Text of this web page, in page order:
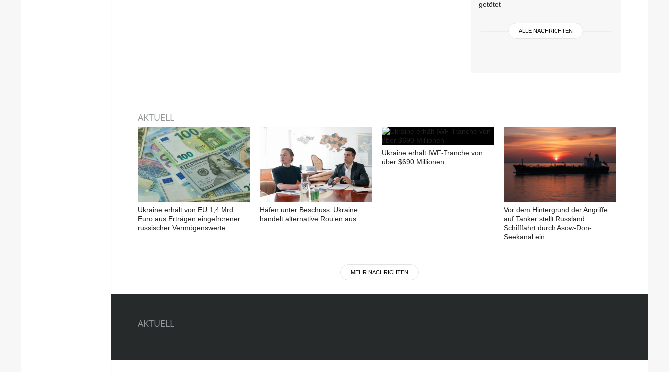
getötet
ALLE NACHRICHTEN
AKTUELL
Ukraine erhält von EU 1,4 Mrd.
Euro aus Erträgen eingefrorener
russischer Vermögenswerte
Häfen unter Beschuss: Ukraine
handelt alternative Routen aus
Ukraine erhält IWF-Tranche von
über $690 Millionen
Vor dem Hintergrund der Angriffe
auf Tanker stellt Russland
Schifffahrt durch Asow-Don-
Seekanal ein
MEHR NACHRICHTEN
AKTUELL